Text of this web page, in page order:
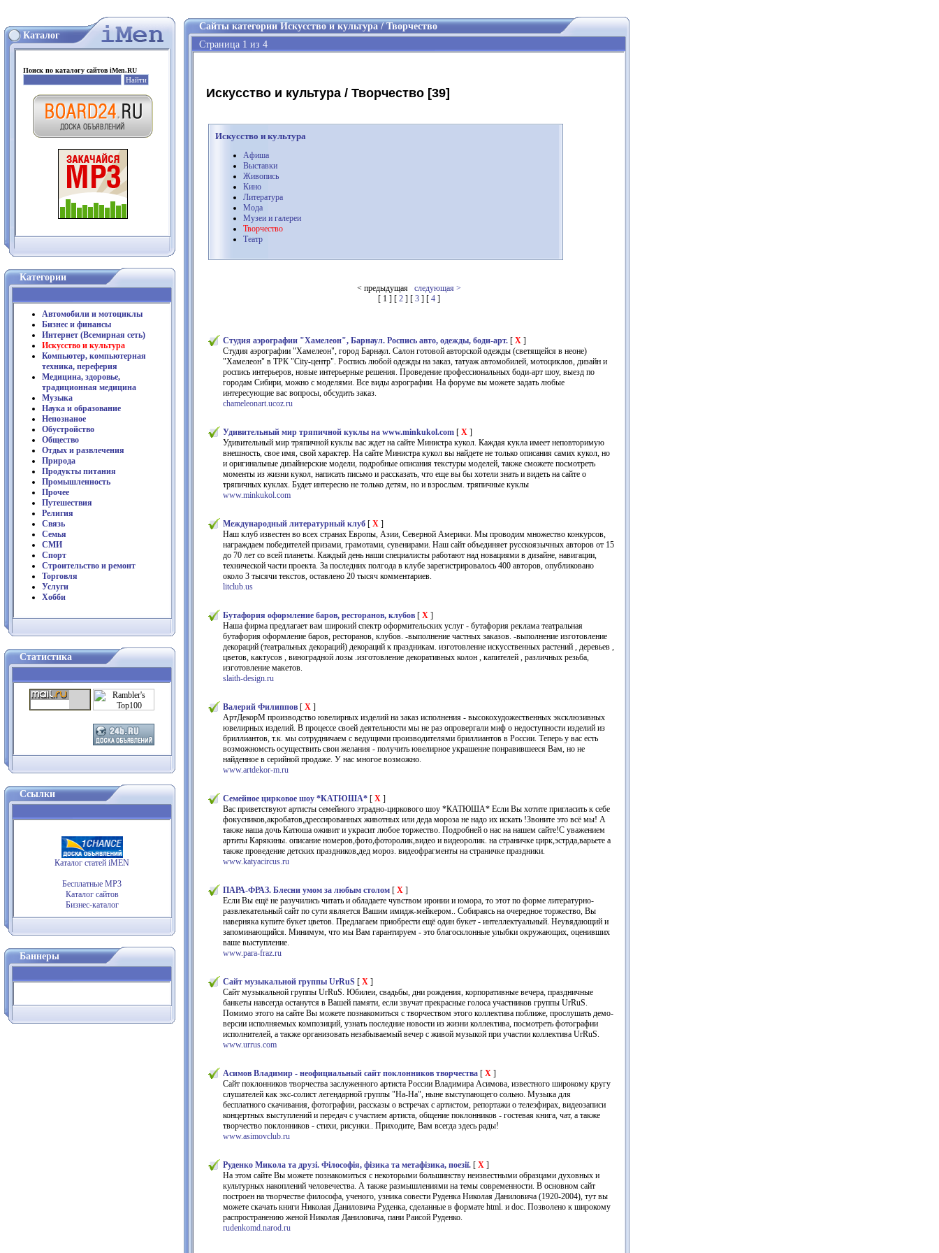
Каталог
Поиск по каталогу сайтов iMen.RU
Категории
Автомобили и мотоциклы
Бизнес и финансы
Интернет (Всемирная сеть)
Искусство и культура
Компьютер, компьютерная
техника, переферия
Медицина, здоровье,
традиционная медицина
Музыка
Наука и образование
Непознаное
Обустройство
Общество
Отдых и развлечения
Природа
Продукты питания
Промышленность
Прочее
Путешествия
Религия
Связь
Семья
СМИ
Спорт
Строительство и ремонт
Торговля
Услуги
Хобби
Статистика
Ссылки
Каталог статей iMEN
Бесплатные MP3
Каталог сайтов
Бизнес-каталог
Баннеры
Сайты категории Искусство и культура / Творчество
Страница 1 из 4
Искусство и культура / Творчество [39]
Искусство и культура
Афиша
Выставки
Живопись
Кино
Литература
Мода
Музеи и галереи
Творчество
Театр
< предыдущая следующая >
[ 1 ] [2 ] [3 ] [4 ]
Студия аэрографии "Хамелеон", Барнаул. Роспись авто, одежды, боди-арт. [ X ]
Студия аэрографии "Хамелеон", город Барнаул. Салон готовой авторской одежды (светящейся в неоне)
"Хамелеон" в ТРК "City-центр". Роспись любой одежды на заказ, татуаж автомобилей, мотоциклов, дизайн и
роспись интерьеров, новые интерьерные решения. Проведение профессиональных боди-арт шоу, выезд по
городам Сибири, можно с моделями. Все виды аэрографии. На форуме вы можете задать любые
интересующие вас вопросы, обсудить заказ.
chameleonart.ucoz.ru
Удивительный мир тряпичной куклы на www.minkukol.com [ X ]
Удивительный мир тряпичной куклы вас ждет на сайте Министра кукол. Каждая кукла имеет неповторимую
внешность, свое имя, свой характер. На сайте Министра кукол вы найдете не только описания самих кукол, но
и оригинальные дизайнерские модели, подробные описания текстуры моделей, также сможете посмотреть
моменты из жизни кукол, написать письмо и рассказать, что еще вы бы хотели знать и видеть на сайте о
тряпичных куклах. Будет интересно не только детям, но и взрослым. тряпичные куклы
www.minkukol.com
Международный литературный клуб [ X ]
Наш клуб известен во всех странах Европы, Азии, Северной Америки. Мы проводим множество конкурсов,
награждаем победителей призами, грамотами, сувенирами. Наш сайт объединяет русскоязычных авторов от 15
до 70 лет со всей планеты. Каждый день наши специалисты работают над новациями в дизайне, навигации,
технической части проекта. За последних полгода в клубе зарегистрировалось 400 авторов, опубликовано
около 3 тысячи текстов, оставлено 20 тысяч комментариев.
litclub.us
Бутафория оформление баров, ресторанов, клубов [ X ]
Наша фирма предлагает вам широкий спектр оформительских услуг - бутафория реклама театральная
бутафория оформление баров, ресторанов, клубов. -выполнение частных заказов. -выполнение изготовление
декораций (театральных декораций) декораций к праздникам. изготовление искусственных растений , деревьев ,
цветов, кактусов , виноградной лозы .изготовление декоративных колон , капителей , различных резьба,
изготовление макетов.
slaith-design.ru
Валерий Филиппов [ X ]
АртДекорМ производство ювелирных изделий на заказ исполнения - высокохудожественных эксклюзивных
ювелирных изделий. В процессе своей деятельности мы не раз опровергали миф о недоступности изделий из
бриллиантов, т.к. мы сотрудничаем с ведущими производителями бриллиантов в России. Теперь у вас есть
возможномсть осуществить свои желания - получить ювелирное украшение понравившееся Вам, но не
найденное в серийной продаже. У нас многое возможно.
www.artdekor-m.ru
Семейное цирковое шоу *КАТЮША* [ X ]
Вас приветствуют артисты семейного этрадно-циркового шоу *КАТЮША* Если Вы хотите пригласить к себе
фокусников,акробатов,дрессированных животных или деда мороза не надо их искать !Звоните это всё мы! А
также наша дочь Катюша оживит и украсит любое торжество. Подробней о нас на нашем сайте!С уважением
артиты Карякины. описание номеров,фото,фоторолик,видео и видеоролик. на страничке цирк,эстрда,варьете а
также проведение детских праздников,дед мороз. видеофрагменты на страничке праздники.
www.katyacircus.ru
ПАРА-ФРАЗ. Блесни умом за любым столом [ X ]
Если Вы ещё не разучились читать и обладаете чувством иронии и юмора, то этот по форме литературно-
развлекательный сайт по сути является Вашим имидж-мейкером.. Собираясь на очередное торжество, Вы
наверняка купите букет цветов. Предлагаем приобрести ещё один букет - интеллектуальный. Неувядающий и
запоминающийся. Минимум, что мы Вам гарантируем - это благосклонные улыбки окружающих, оценивших
ваше выступление.
www.para-fraz.ru
Сайт музыкальной группы UrRuS [ X ]
Сайт музыкальной группы UrRuS. Юбилеи, свадьбы, дни рождения, корпоративные вечера, праздничные
банкеты навсегда останутся в Вашей памяти, если звучат прекрасные голоса участников группы UrRuS.
Помимо этого на сайте Вы можете познакомиться с творчеством этого коллектива поближе, прослушать демо-
версии исполняемых композиций, узнать последние новости из жизни коллектива, посмотреть фотографии
исполнителей, а также организовать незабываемый вечер с живой музыкой при участии коллектива UrRuS.
www.urrus.com
Асимов Владимир - неофициальный сайт поклонников творчества [ X ]
Сайт поклонников творчества заслуженного артиста России Владимира Асимова, известного широкому кругу
слушателей как экс-солист легендарной группы "На-На", ныне выступающего сольно. Музыка для
бесплатного скачивания, фотографии, рассказы о встречах с артистом, репортажи о телеэфирах, видеозаписи
концертных выступлений и передач с участием артиста, общение поклонников - гостевая книга, чат, а также
творчество поклонников - стихи, рисунки.. Приходите, Вам всегда здесь рады!
www.asimovclub.ru
Руденко Микола та друзі. Філософія, фізика та метафізика, поезії. [ X ]
На этом сайте Вы можете познакомиться с некоторыми большинству неизвестными образцами духовных и
культурных накоплений человечества. А также размышлениями на темы современности. В основном сайт
построен на творчестве философа, ученого, узника совести Руденка Николая Даниловича (1920-2004), тут вы
можете скачать книги Николая Даниловича Руденка, сделанные в формате html. и doc. Позволено к широкому
распространению женой Николая Даниловича, пани Раисой Руденко.
rudenkomd.narod.ru